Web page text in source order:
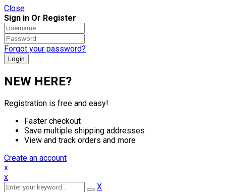
Close
Sign in Or Register
Forgot your password?
NEW HERE?
Registration is free and easy!
Faster checkout
Save multiple shipping addresses
View and track orders and more
Create an account
x
x
X